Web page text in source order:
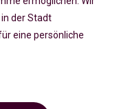
der Stadt
eine persönliche